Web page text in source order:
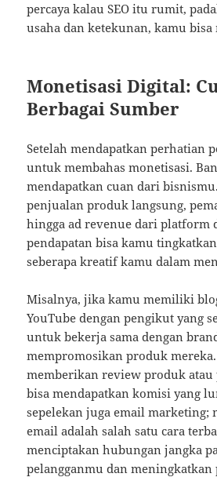
percaya kalau SEO itu rumit,
usaha dan ketekunan, kamu bisa
Monetisasi Digital:
Berbagai Sumber
Setelah mendapatkan perhatian
untuk membahas monetisasi.
mendapatkan cuan dari
penjualan produk langsung,
hingga ad revenue dari platform
pendapatan bisa kamu
seberapa kreatif kamu dalam
Misalnya, jika kamu memiliki
YouTube dengan pengikut yang
untuk bekerja sama dengan
mempromosikan produk
memberikan review produk atau
bisa mendapatkan komisi yang
sepelekan juga email marketing;
email adalah salah satu cara
menciptakan hubungan jangka
pelangganmu dan meningkatkan